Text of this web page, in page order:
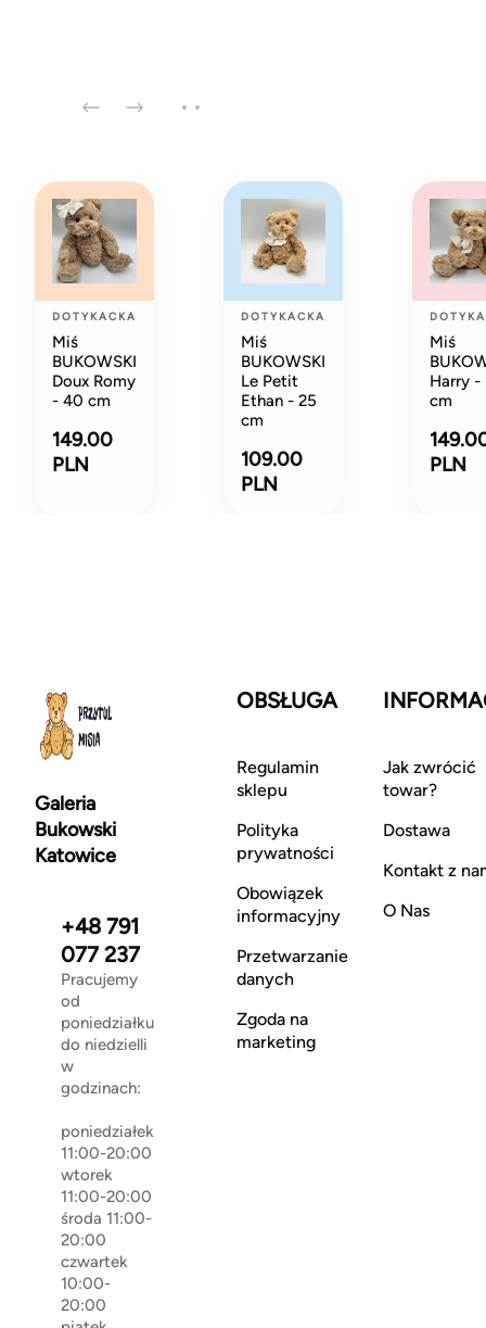
DOTYKACKA
Miś
BUKOWSKI
Doux Romy
- 40 cm
149.00
PLN
DOTYKACKA
Miś
BUKOWSKI
Le Petit
Ethan - 25
cm
109.00
PLN
Miś
Harry -
cm
PLN
Galeria
Bukowski
Katowice
+48 791
077 237
Pracujemy
od
poniedziałku
do niedzielli
w
godzinach:
poniedziałek
11:00-20:00
wtorek
11:00-20:00
środa 11:00-
20:00
czwartek
10:00-
20:00
OBSŁUGA
Regulamin
sklepu
Polityka
prywatności
Obowiązek
informacyjny
Przetwarzanie
danych
Zgoda na
marketing
Jak zwrócić
towar?
Dostawa
Kontakt z
O Nas